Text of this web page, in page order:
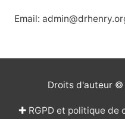
Email:
Droits d'auteur ©
✚ RGPD et politique